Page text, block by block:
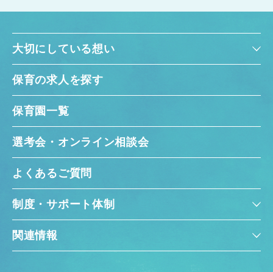
大切にしている想い
保育の求人を探す
保育園一覧
選考会・オンライン相談会
よくあるご質問
制度・サポート体制
関連情報